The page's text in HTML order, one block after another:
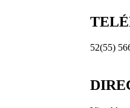
52(55)